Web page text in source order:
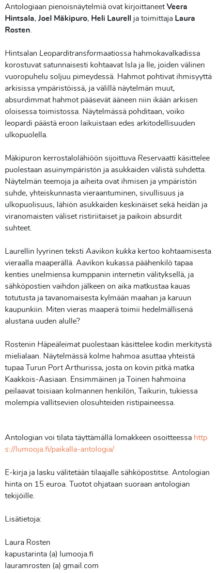
Antologiaan pienoisnäytelmiä ovat kirjoittaneetVeera
Hintsala, Joel Mäkipuro, Heli Laurell ja toimittaja Laura
Rosten
Hintsalan Leoparditransformaatiossa hahmokavalkadissa
korostuvat satunnaisesti kohtaavat Isla ja Ile, joiden välinen
vuoropuhelu soljuu pimeydessä. Hahmot pohtivat ihmisyyttä
arkisissa ympäristöissä, ja välillä näytelmän muut,
absurdimmat hahmot pääsevät ääneen niin ikään arkisen
oloisessa toimistossa. Näytelmässä pohditaan, voiko
leopardi päästä eroon laikuistaan edes arkitodellisuuden
ulkopuolella.
Mäkipuron kerrostalolähiöön sijoittuva Reservaatti käsittelee
puolestaan asuinympäristön ja asukkaiden välistä suhdetta.
Näytelmän teemoja ja aiheita ovat ihmisen ja ympäristön
suhde, yhteiskunnasta vieraantuminen, sivullisuus ja
ulkopuolisuus, lähiön asukkaiden keskinäiset sekä heidän ja
viranomaisten väliset ristiriitaiset ja paikoin absurdit
suhteet.
Laurellin lyyrinen teksti Aavikon kukka kertoo kohtaamisesta
vieraalla maaperällä. Aavikon kukassa päähenkilö tapaa
kenties unelmiensa kumppanin internetin välityksellä, ja
sähköpostien vaihdon jälkeen on aika matkustaa kauas
totutusta ja tavanomaisesta kylmään maahan ja karuun
kaupunkiin. Miten vieras maaperä toimii hedelmällisenä
alustana uuden alulle?
Rostenin Häpeäleimatpuolestaan käsittelee kodin merkitystä
mielialaan. Näytelmässä kolme hahmoa asuttaa yhteistä
tupaa Turun Port Arthurissa, josta on kovin pitkä matka
Kaakkois-Aasiaan. Ensimmäinen ja Toinen hahmoina
peilaavat toisiaan kolmannen henkilön, Taikurin, tukiessa
molempia vallitsevien olosuhteiden ristipaineessa.
Antologian voi tilata täyttämällä lomakkeen osoitteessa http
s://lumooja.fi/paikalla-antologia/
E-kirja ja lasku välitetään tilaajalle sähköpostitse. Antologian
hinta on 15 euroa. Tuotot ohjataan suoraan antologian
tekijöille.
Lisätietoja:
Laura Rosten
kapustarinta (a) lumooja.fi
lauramrosten (a) gmail.com